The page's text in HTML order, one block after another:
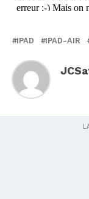
IPAD IPAD-AIR